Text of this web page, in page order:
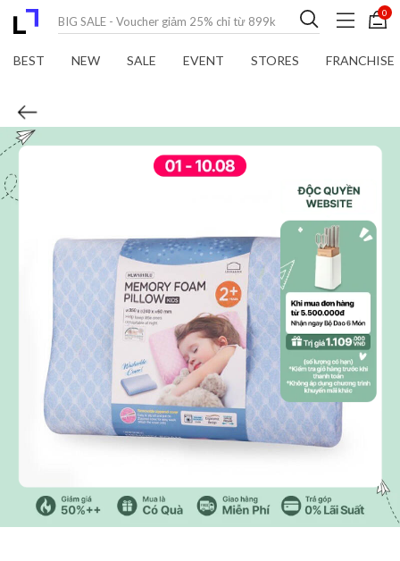
0
BEST NEW SALE EVENT STORES FRANCHISE
/4